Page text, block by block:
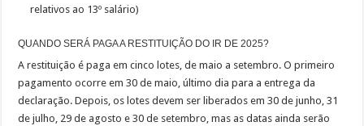
relativos ao 13º salário)
QUANDO SERÁ PAGA A RESTITUIÇÃO DO IR DE 2025?
A restituição é paga em cinco lotes, de maio a setembro. O primeiro
pagamento ocorre em 30 de maio, último dia para a entrega da
declaração. Depois, os lotes devem ser liberados em 30 de junho, 31
de julho, 29 de agosto e 30 de setembro, mas as datas ainda serão